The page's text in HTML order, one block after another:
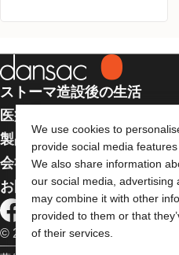
We use cookies to
provide social media
We also share information
our social media, advertising
may combine it with other
provided to them or that
of their services.
ストーマ造設後の生活
医療従事者向け情報
製品
会社案内
お問い合わせ
© 2026 Dansac A/S. 全著作権所